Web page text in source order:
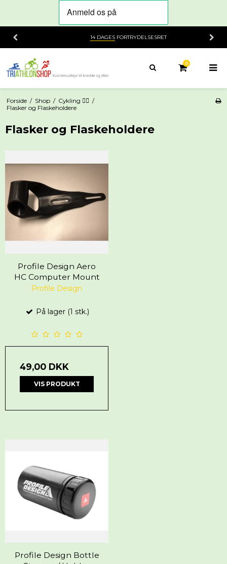
14 DAGESFORTRYDELSESRET
0
Forside / Shop / Cykling 🚴‍♂️ /
Flasker og Flaskeholdere
Flasker og Flaskeholdere
Profile Design Aero
HC Computer Mount
Profile Design
På lager (1 stk.)
49,00 DKK
VIS PRODUKT
Profile Design Bottle